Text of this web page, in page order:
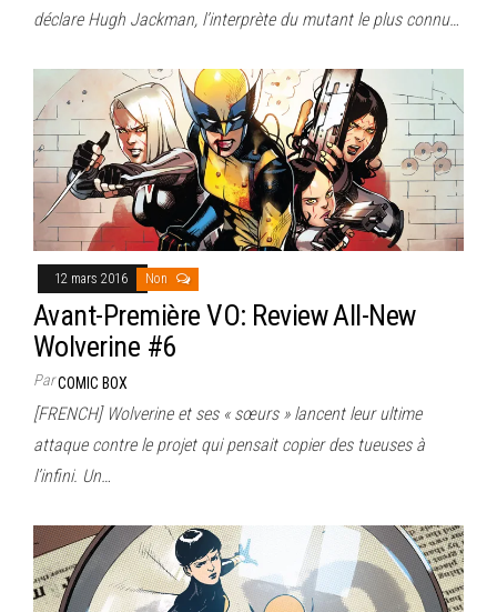
déclare Hugh Jackman, l’interprète du mutant le plus connu…
12 mars 2016 Non
Avant-Première VO: Review All-New
Wolverine #6
ParCOMIC BOX
[FRENCH] Wolverine et ses « sœurs » lancent leur ultime
attaque contre le projet qui pensait copier des tueuses à
l’infini. Un…